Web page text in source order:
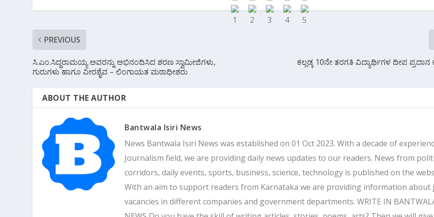
PREVIOUS
ಸಿ.ಎಂ.ಸಿದ್ಧರಾಮಯ್ಯ ಅವರನ್ನು ಅಭಿನಂದಿಸಿದ ಶರಣ ಸ್ವಾಮೀಜಿಗಳು,
ಗುರುಗಳು ಹಾಗೂ ವೀರಶೈವ – ಲಿಂಗಾಯತ ಮಠಾಧೀಶರು
ಕಲ್ಲಡ್ಕ 10ನೇ ತರಗತಿ ವಿದ್ಯಾರ್ಥಿಗಳ ದೀಪ
ABOUT THE AUTHOR
Bantwala Isiri News
News Bantwala Isiri News was established on 01 Oct 2023. With a decade of
Journalism field, we are providing daily news updates to our readers. News from
corridors, daily events, sports, business, science, technology is published on the
With an aim to support readers from Karnataka we are providing information about
vacancies in different companies and government departments. WRITE IN